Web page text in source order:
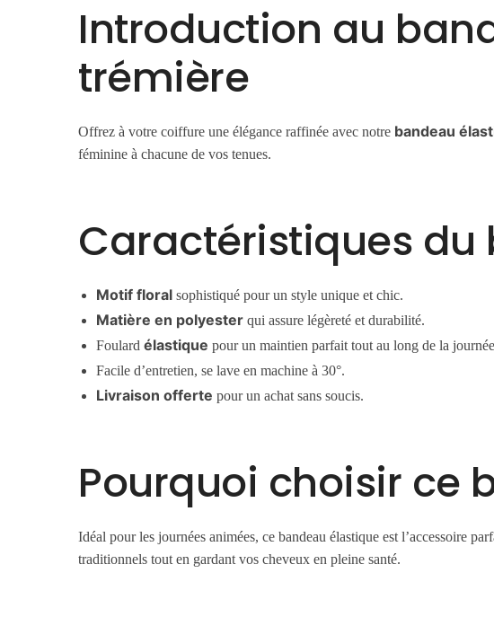
Introduction au
trémière
Offrez à votre coiffure une élégance raffinée avec notre bandeau
féminine à chacune de vos tenues.
Caractéristiques du
Motif floral sophistiqué pour un style unique et chic.
Matière en polyester qui assure légèreté et durabilité.
Foulardélastique pour un maintien parfait tout au long de la
Facile d’entretien, se lave en machine à 30°.
Livraison offerte pour un achat sans soucis.
Pourquoi choisir ce
Idéal pour les journées animées, ce bandeau élastique est l’accessoire
traditionnels tout en gardant vos cheveux en pleine santé.